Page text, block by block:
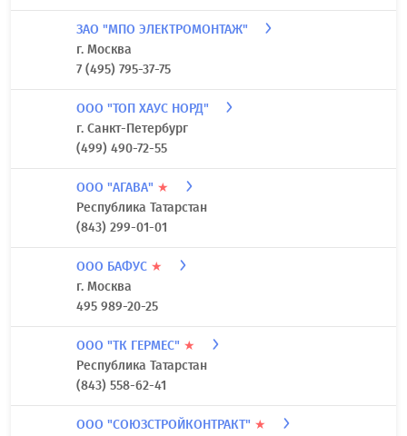
ЗАО "МПО ЭЛЕКТРОМОНТАЖ"
г. Москва
7 (495) 795-37-75
ООО "ТОП ХАУС НОРД"
г. Санкт-Петербург
(499) 490-72-55
ООО "АГАВА" ★
Республика Татарстан
(843) 299-01-01
ООО БАФУС ★
г. Москва
495 989-20-25
ООО "ТК ГЕРМЕС" ★
Республика Татарстан
(843) 558-62-41
ООО "СОЮЗСТРОЙКОНТРАКТ" ★